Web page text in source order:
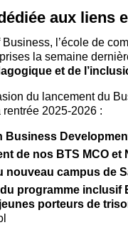
aux liens
Business, l’école de
la semaine
et de
du lancement du
2025-2026 :
Business
de nos BTS MCO et
nouveau campus de
programme inclusif
porteurs de